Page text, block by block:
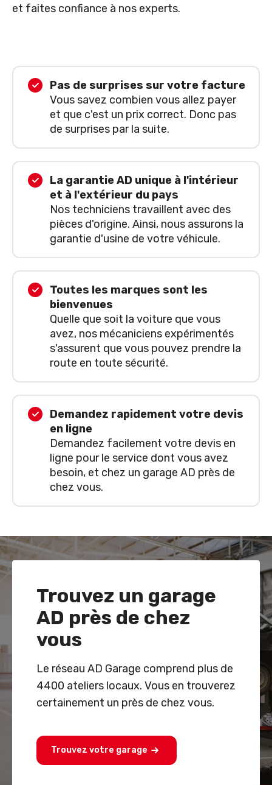
et faites confiance à nos experts.
Pas de surprises sur votre facture
Vous savez combien vous allez payer
et que c'est un prix correct. Donc pas
de surprises par la suite.
La garantie AD unique à l'intérieur
et à l'extérieur du pays
Nos techniciens travaillent avec des
pièces d'origine. Ainsi, nous assurons la
garantie d'usine de votre véhicule.
Toutes les marques sont les
bienvenues
Quelle que soit la voiture que vous
avez, nos mécaniciens expérimentés
s'assurent que vous pouvez prendre la
route en toute sécurité.
Demandez rapidement votre devis
en ligne
Demandez facilement votre devis en
ligne pour le service dont vous avez
besoin, et chez un garage AD près de
chez vous.
Trouvez un garage
AD près de chez
vous
Le réseau AD Garage comprend plus de
4400 ateliers locaux. Vous en trouverez
certainement un près de chez vous.
Trouvez votre garage